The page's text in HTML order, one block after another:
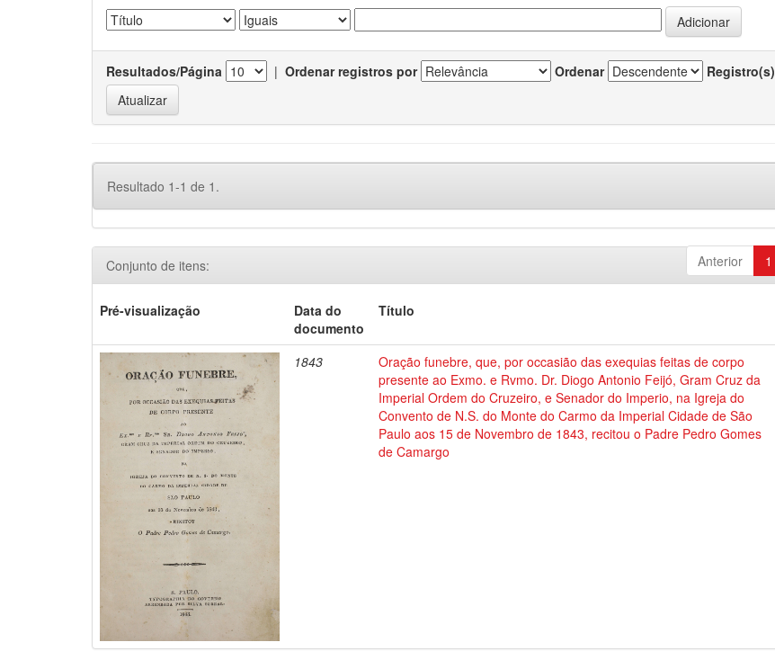
Resultados/Página | Ordenar registros por Ordenar Registro(s)
Resultado 1-1 de 1.
Anterior 1
Conjunto de itens:
Pré-visualização
Data do
documento
Título
1843
Oração funebre, que, por occasião das exequias feitas de corpo
presente ao Exmo. e Rvmo. Dr. Diogo Antonio Feijó, Gram Cruz da
Imperial Ordem do Cruzeiro, e Senador do Imperio, na Igreja do
Convento de N.S. do Monte do Carmo da Imperial Cidade de São
Paulo aos 15 de Novembro de 1843, recitou o Padre Pedro Gomes
de Camargo